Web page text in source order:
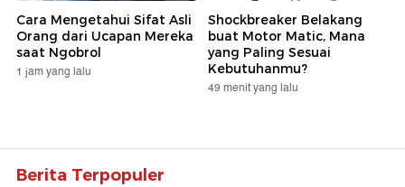
Cara Mengetahui Sifat Asli
Orang dari Ucapan Mereka
saat Ngobrol
1 jam yang lalu
Shockbreaker Belakang
buat Motor Matic, Mana
yang Paling Sesuai
Kebutuhanmu?
49 menit yang lalu
Berita Terpopuler